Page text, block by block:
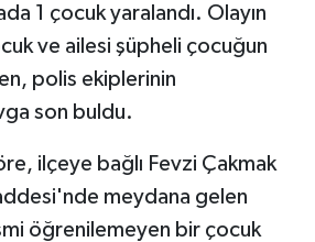
1 çocuk yaralandı. Olayın
ve ailesi şüpheli çocuğun
polis ekiplerinin
son buldu.
ilçeye bağlı Fevzi Çakmak
meydana gelen
öğrenilemeyen bir çocuk